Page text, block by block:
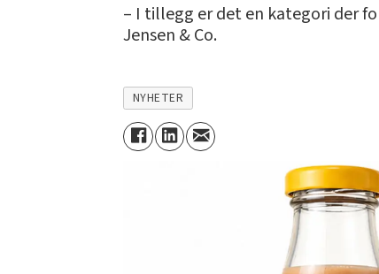
– I tillegg er det en kategori der
Jensen & Co.
NYHETER